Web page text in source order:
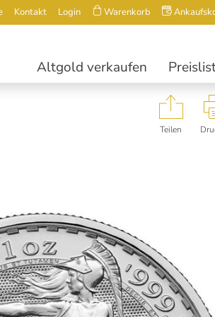
Kontakt Login Warenkorb
Altgold verkaufen
Teilen